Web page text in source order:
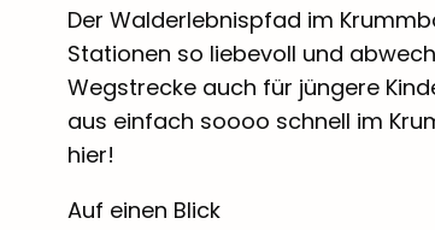
Der Walderlebnispfad im
Stationen so liebevoll und
Wegstrecke auch für jüngere
aus einfach soooo schnell im
hier!
Auf einen Blick